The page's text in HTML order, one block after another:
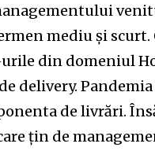
website or click
privacy and
us.
mediu și scurt.
din domeniul
delivery.
de livrări.
țin de